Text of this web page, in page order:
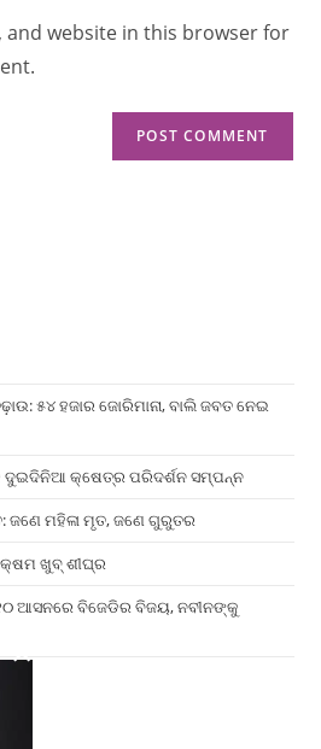
and website in this browser for
୫୪ ହଜାର ଜୋରିମାନା, ବାଲି ଜବତ ନେଇ
ଦୁଇଦିନିଆ କ୍ଷେତ୍ର ପରିଦର୍ଶନ ସମ୍ପନ୍ନ
ଜଣେ ମହିଳା ମୃତ, ଜଣେ ଗୁରୁତର
ଖୁବ୍ ଶୀଘ୍ର
ଆସନରେ ବିଜେଡିର ବିଜୟ, ନବୀନଙ୍କୁ
×